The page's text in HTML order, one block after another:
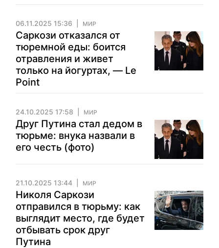
06.11.2025 15:36 МИР
Саркози отказался от
тюремной еды: боится
отравления и живет
только на йогуртах, — Le
Point
24.10.2025 17:58 МИР
Друг Путина стал дедом в
тюрьме: внука назвали в
его честь (фото)
21.10.2025 13:44 МИР
Николя Саркози
отправился в тюрьму: как
выглядит место, где будет
отбывать срок друг
Путина